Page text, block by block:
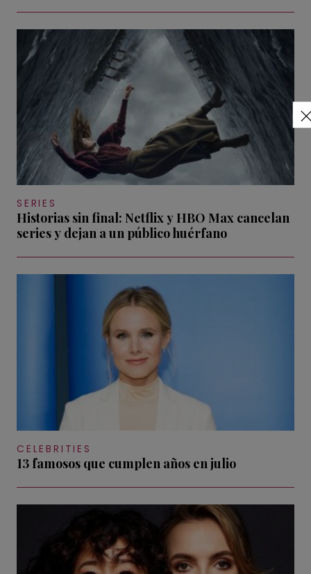
SERIES
Historias sin final: Netflix y HBO Max cancelan
series y dejan a un público huérfano
CELEBRITIES
13 famosos que cumplen años en julio